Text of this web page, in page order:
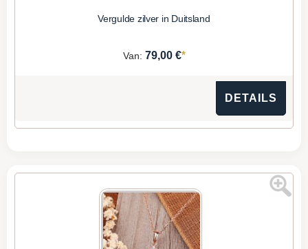
Vergulde zilver in Duitsland
Van: 79,00 €*
DETAILS